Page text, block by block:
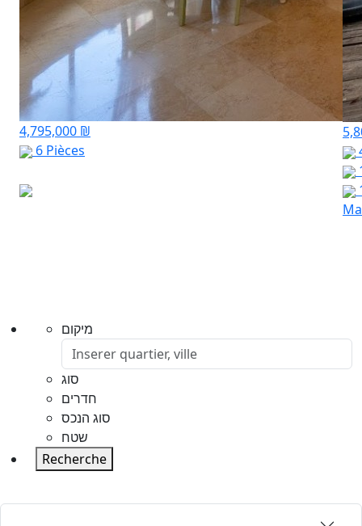
4,795,000 ₪
6 Pièces
מיקום
סוג
חדרים
סוג הנכס
שטח
Recherche